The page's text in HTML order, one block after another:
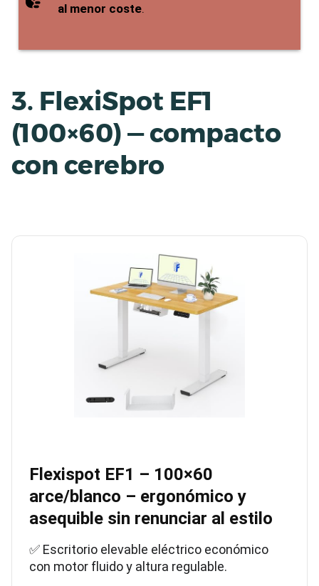
al menor coste.
3. FlexiSpot EF1
(100×60) — compacto
con cerebro
Flexispot EF1 – 100×60
arce/blanco – ergonómico y
asequible sin renunciar al estilo
✅ Escritorio elevable eléctrico económico
con motor fluido y altura regulable.